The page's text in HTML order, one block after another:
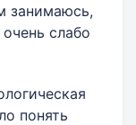
занимаюсь,
слабо
понять